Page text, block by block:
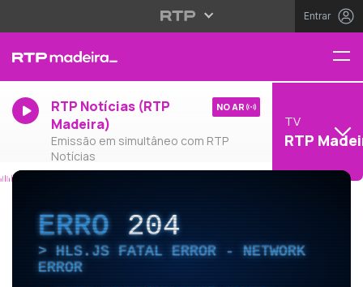
Entrar
RTP Notícias (RTP
Madeira)
Emissão em simultâneo com RTP
Notícias
NO AR
TV
RTP
ERRO204
HLS.JS FATAL ERROR - NETWORK
ERROR